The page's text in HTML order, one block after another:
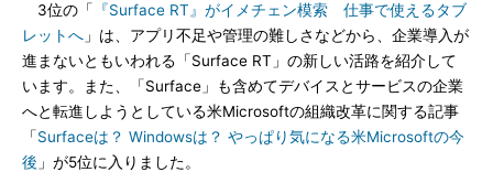
3位の「
『Surface RT』がイメチェン模索 仕事で使えるタブ
レットへ 」は、アプリ不足や管理の難しさなどから、企業導入が
進まないともいわれる「Surface RT」の新しい活路を紹介して
います。また、「Surface」も含めてデバイスとサービスの企業
へと転進しようとしている米Microsoftの組織改革に関する記事
「Surfaceは？ Windowsは？ やっぱり気になる米Microsoftの今
後 」が5位に入りました。